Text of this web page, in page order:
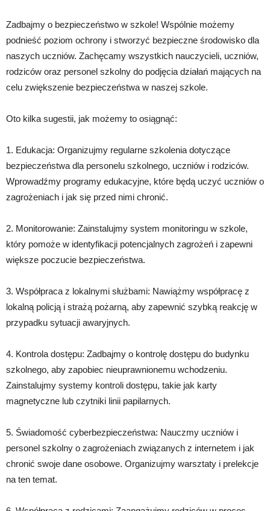
Zadbajmy o bezpieczeństwo w szkole! Wspólnie możemy
podnieść poziom ochrony i stworzyć bezpieczne środowisko dla
naszych uczniów. Zachęcamy wszystkich nauczycieli, uczniów,
rodziców oraz personel szkolny do podjęcia działań mających na
celu zwiększenie bezpieczeństwa w naszej szkole.
Oto kilka sugestii, jak możemy to osiągnąć:
1. Edukacja: Organizujmy regularne szkolenia dotyczące
bezpieczeństwa dla personelu szkolnego, uczniów i rodziców.
Wprowadźmy programy edukacyjne, które będą uczyć uczniów o
zagrożeniach i jak się przed nimi chronić.
2. Monitorowanie: Zainstalujmy system monitoringu w szkole,
który pomoże w identyfikacji potencjalnych zagrożeń i zapewni
większe poczucie bezpieczeństwa.
3. Współpraca z lokalnymi służbami: Nawiążmy współpracę z
lokalną policją i strażą pożarną, aby zapewnić szybką reakcję w
przypadku sytuacji awaryjnych.
4. Kontrola dostępu: Zadbajmy o kontrolę dostępu do budynku
szkolnego, aby zapobiec nieuprawnionemu wchodzeniu.
Zainstalujmy systemy kontroli dostępu, takie jak karty
magnetyczne lub czytniki linii papilarnych.
5. Świadomość cyberbezpieczeństwa: Nauczmy uczniów i
personel szkolny o zagrożeniach związanych z internetem i jak
chronić swoje dane osobowe. Organizujmy warsztaty i prelekcje
na ten temat.